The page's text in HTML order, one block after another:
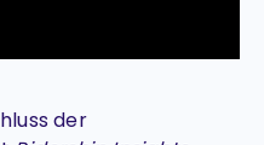
der